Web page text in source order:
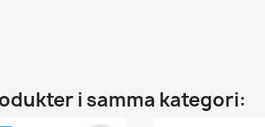
i samma kategori: